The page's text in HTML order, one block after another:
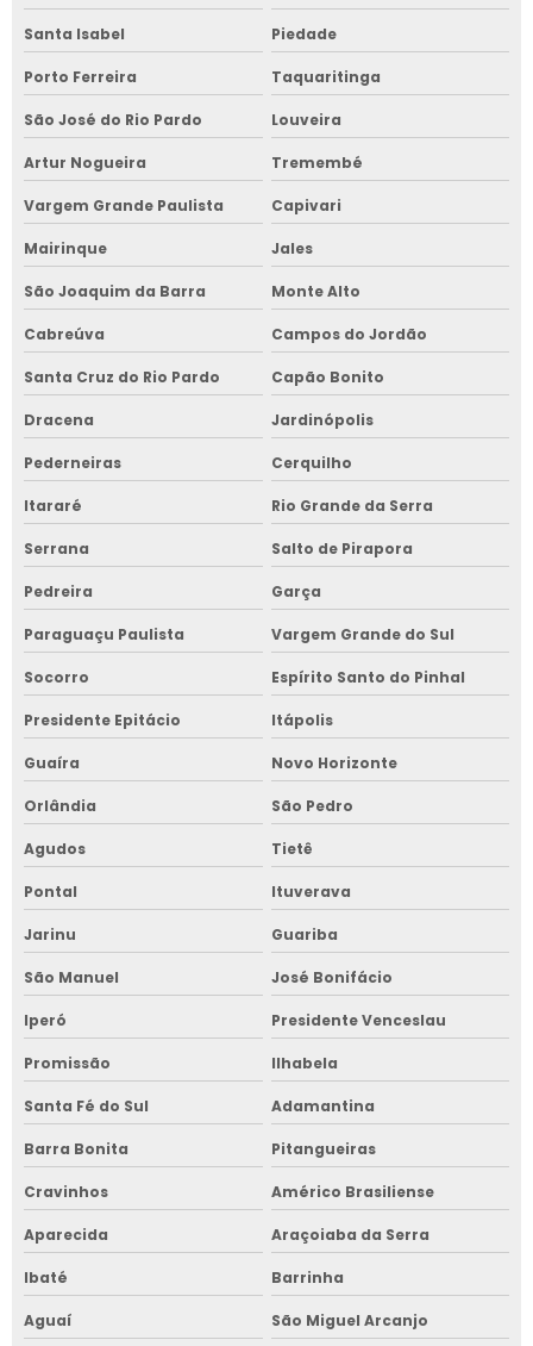
Santa Isabel Piedade
Porto Ferreira Taquaritinga
São José do Rio Pardo Louveira
Artur Nogueira Tremembé
Vargem Grande Paulista Capivari
Mairinque Jales
São Joaquim da Barra Monte Alto
Cabreúva Campos do Jordão
Santa Cruz do Rio Pardo Capão Bonito
Dracena Jardinópolis
Pederneiras Cerquilho
Itararé Rio Grande da Serra
Serrana Salto de Pirapora
Pedreira Garça
Paraguaçu Paulista Vargem Grande do Sul
Socorro Espírito Santo do Pinhal
Presidente Epitácio Itápolis
Guaíra Novo Horizonte
Orlândia São Pedro
Agudos Tietê
Pontal Ituverava
Jarinu Guariba
São Manuel José Bonifácio
Iperó Presidente Venceslau
Promissão Ilhabela
Santa Fé do Sul Adamantina
Barra Bonita Pitangueiras
Cravinhos Américo Brasiliense
Aparecida Araçoiaba da Serra
Ibaté Barrinha
Aguaí São Miguel Arcanjo